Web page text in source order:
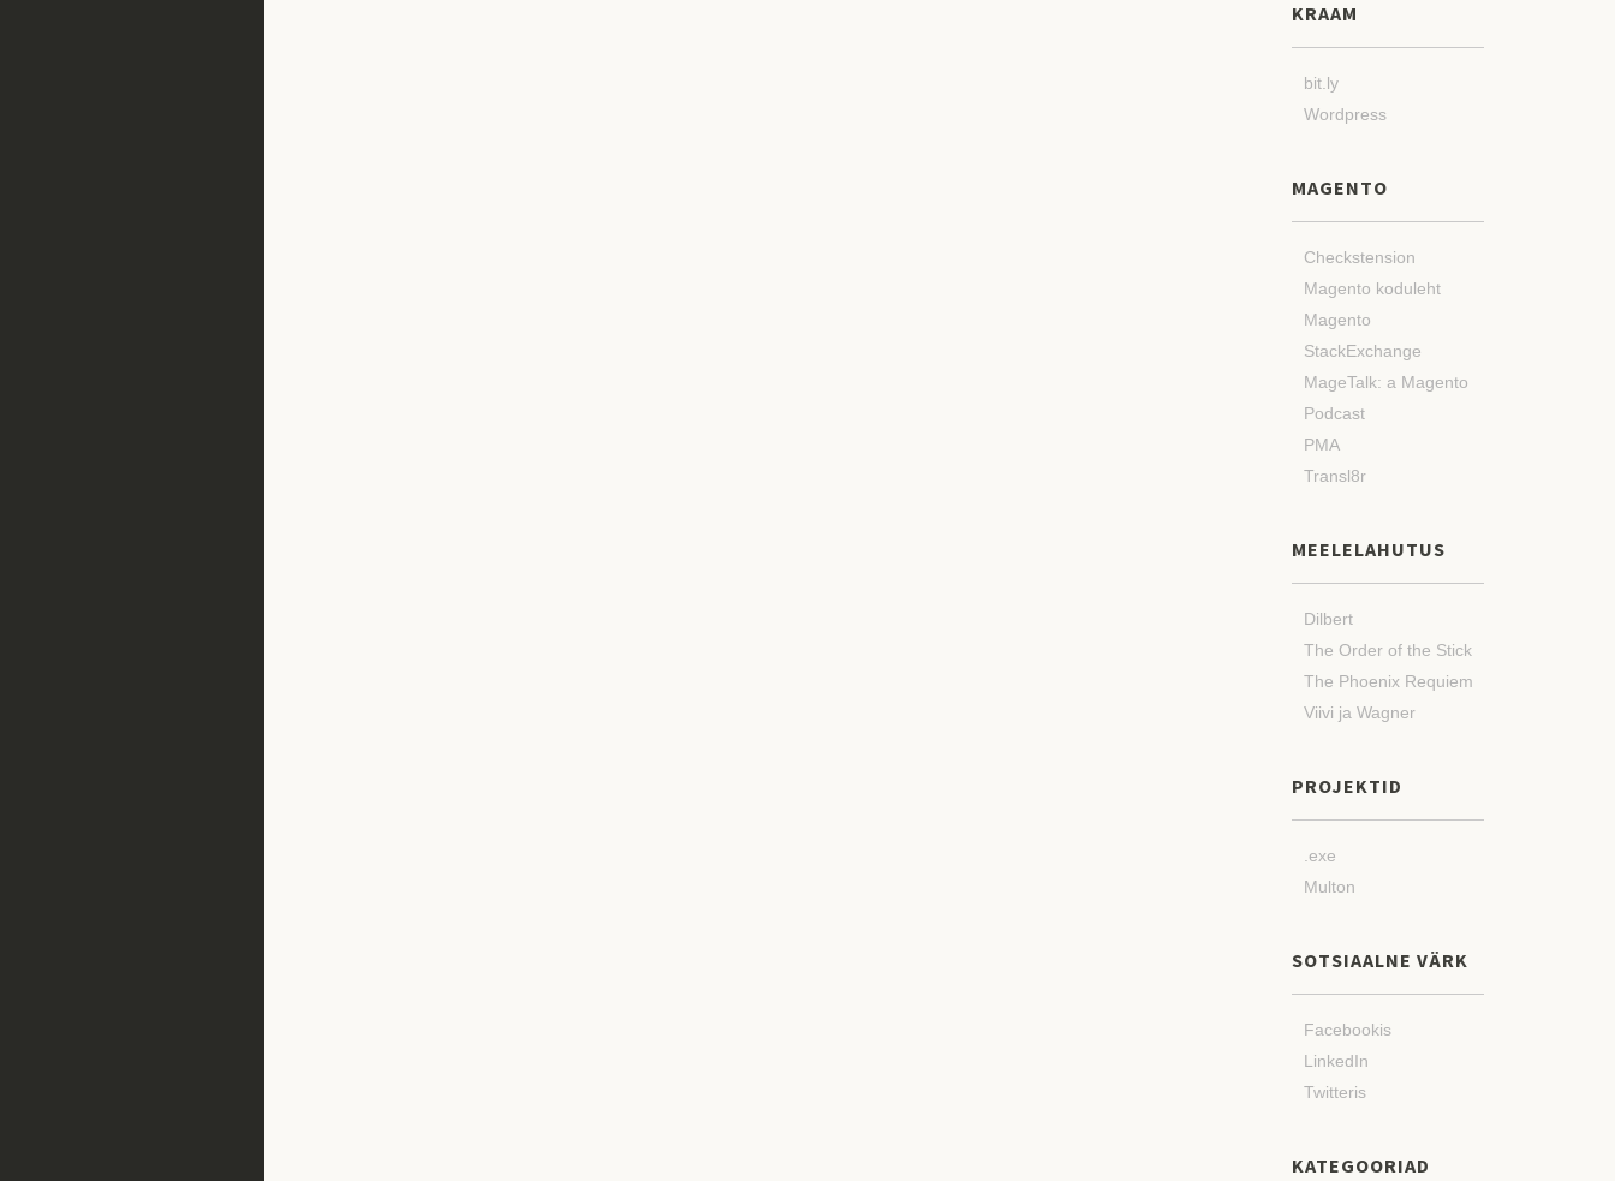
KRAAM
bit.ly
Wordpress
MAGENTO
Checkstension
Magento koduleht
Magento
StackExchange
MageTalk: a Magento
Podcast
PMA
Transl8r
MEELELAHUTUS
Dilbert
The Order of the Stick
The Phoenix Requiem
Viivi ja Wagner
PROJEKTID
.exe
Multon
SOTSIAALNE VÄRK
Facebookis
LinkedIn
Twitteris
KATEGOORIAD